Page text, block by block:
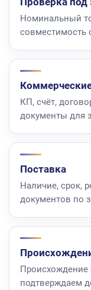
Номинальный
совместимость
КП, счёт,
документы для
Поставка
Наличие, срок,
документов по
Происхождение
подтверждаем